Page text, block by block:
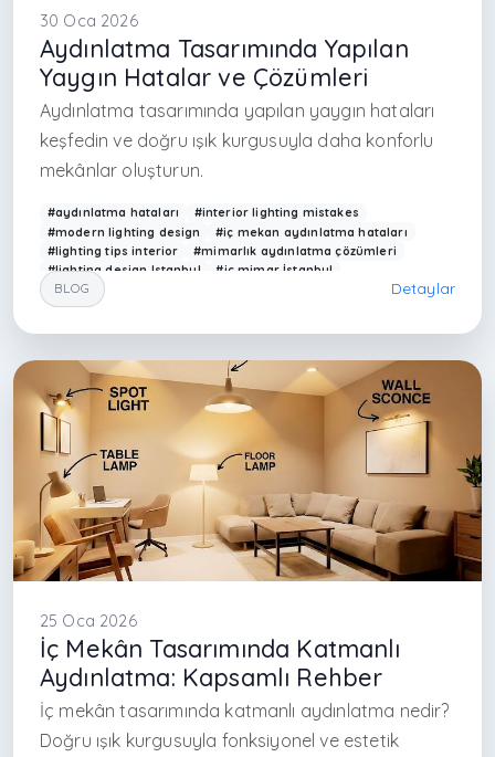
30 Oca 2026
Aydınlatma Tasarımında Yapılan
Yaygın Hatalar ve Çözümleri
Aydınlatma tasarımında yapılan yaygın hataları
keşfedin ve doğru ışık kurgusuyla daha konforlu
mekânlar oluşturun.
#aydınlatma hataları
#interior lighting mistakes
#modern lighting design
#iç mekan aydınlatma hataları
#lighting tips interior
#mimarlık aydınlatma çözümleri
#lighting design Istanbul
#iç mimar İstanbul
#modern ev aydınlatma
#doğru aydınlatma nasıl yapılır
#aydınlatma çözümleri
#interior designer Turkey
#ışık tasarımı
#modern interior lighting
BLOG Detaylar
25 Oca 2026
İç Mekân Tasarımında Katmanlı
Aydınlatma: Kapsamlı Rehber
İç mekân tasarımında katmanlı aydınlatma nedir?
Doğru ışık kurgusuyla fonksiyonel ve estetik